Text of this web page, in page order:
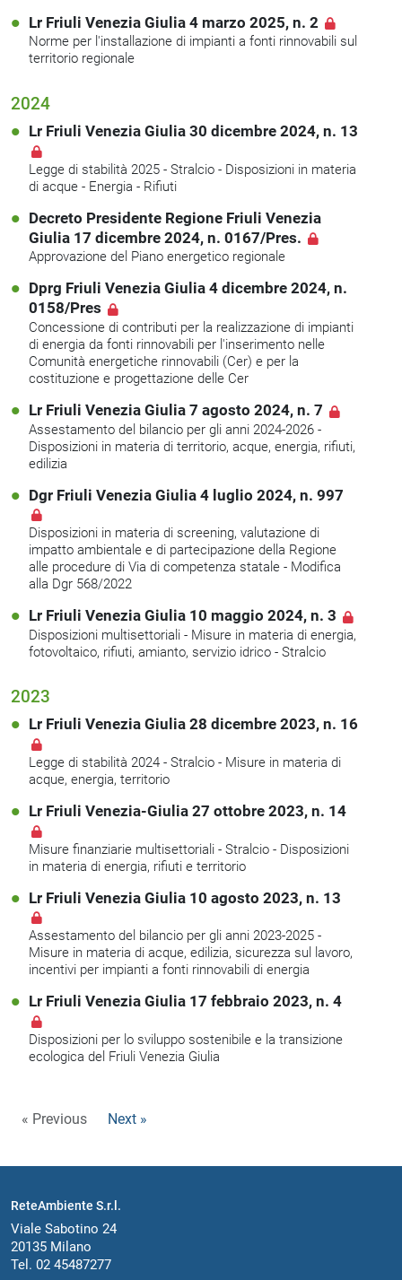
Lr Friuli Venezia Giulia 4 marzo 2025, n. 2
Norme per l'installazione di impianti a fonti rinnovabili sul
territorio regionale
2024
Lr Friuli Venezia Giulia 30 dicembre 2024, n. 13
Legge di stabilità 2025 - Stralcio - Disposizioni in materia
di acque - Energia - Rifiuti
Decreto Presidente Regione Friuli Venezia
Giulia 17 dicembre 2024, n. 0167/Pres.
Approvazione del Piano energetico regionale
Dprg Friuli Venezia Giulia 4 dicembre 2024, n.
0158/Pres
Concessione di contributi per la realizzazione di impianti
di energia da fonti rinnovabili per l'inserimento nelle
Comunità energetiche rinnovabili (Cer) e per la
costituzione e progettazione delle Cer
Lr Friuli Venezia Giulia 7 agosto 2024, n. 7
Assestamento del bilancio per gli anni 2024-2026 -
Disposizioni in materia di territorio, acque, energia, rifiuti,
edilizia
Dgr Friuli Venezia Giulia 4 luglio 2024, n. 997
Disposizioni in materia di screening, valutazione di
impatto ambientale e di partecipazione della Regione
alle procedure di Via di competenza statale - Modifica
alla Dgr 568/2022
Lr Friuli Venezia Giulia 10 maggio 2024, n. 3
Disposizioni multisettoriali - Misure in materia di energia,
fotovoltaico, rifiuti, amianto, servizio idrico - Stralcio
2023
Lr Friuli Venezia Giulia 28 dicembre 2023, n. 16
Legge di stabilità 2024 - Stralcio - Misure in materia di
acque, energia, territorio
Lr Friuli Venezia-Giulia 27 ottobre 2023, n. 14
Misure finanziarie multisettoriali - Stralcio - Disposizioni
in materia di energia, rifiuti e territorio
Lr Friuli Venezia Giulia 10 agosto 2023, n. 13
Assestamento del bilancio per gli anni 2023-2025 -
Misure in materia di acque, edilizia, sicurezza sul lavoro,
incentivi per impianti a fonti rinnovabili di energia
Lr Friuli Venezia Giulia 17 febbraio 2023, n. 4
Disposizioni per lo sviluppo sostenibile e la transizione
ecologica del Friuli Venezia Giulia
« Previous Next »
ReteAmbiente S.r.l.
Viale Sabotino 24
20135 Milano
Tel. 02 45487277